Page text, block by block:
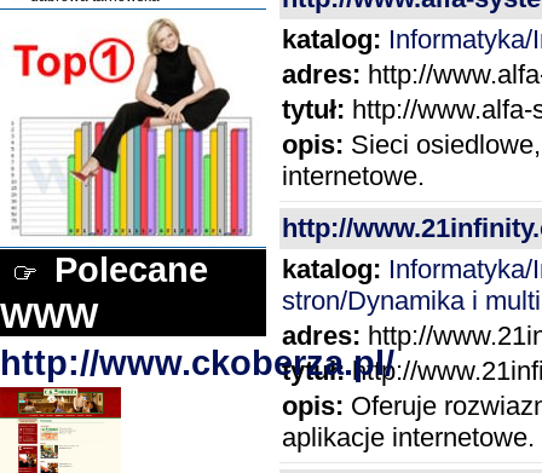
katalog: Informatyka/
adres: http://
tytuł: http://www.alfa-
opis: Sieci
internetowe.
http://
katalog:
stron/Dynamika i
adres: http://
tytuł:http://
opis: Oferuje
aplikacje internetowe.
Polecane
WWW
http://www.ckoberza.pl/